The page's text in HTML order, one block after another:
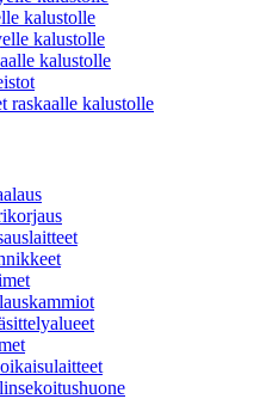
kalustolle
kalustolle
kalustolle
raskaalle kalustolle